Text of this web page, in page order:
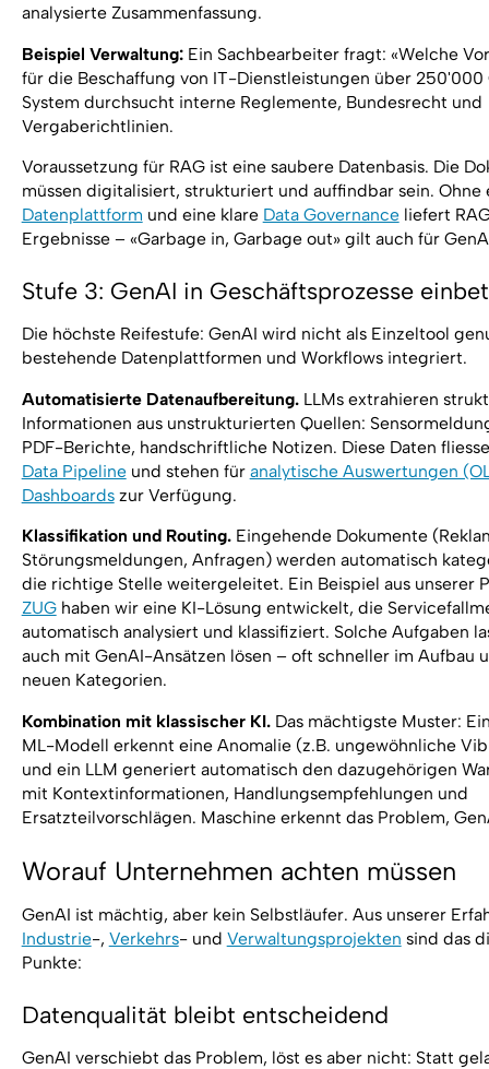
analysierte Zusammenfassung.
Beispiel Verwaltung:Ein Sachbearbeiter fragt: «Welche
für die Beschaffung von IT-Dienstleistungen über 250'000
System durchsucht interne Reglemente, Bundesrecht und
Vergaberichtlinien.
Voraussetzung für RAG ist eine saubere Datenbasis. Die
müssen digitalisiert, strukturiert und auffindbar sein. Ohne
Datenplattform und eine klare Data Governanceliefert
Ergebnisse – «Garbage in, Garbage out» gilt auch für
Stufe 3: GenAI in Geschäftsprozesse
Die höchste Reifestufe: GenAI wird nicht als Einzeltool
bestehende Datenplattformen und Workflows integriert.
Automatisierte Datenaufbereitung.LLMs extrahieren
Informationen aus unstrukturierten Quellen:
PDF-Berichte, handschriftliche Notizen. Diese Daten
Data Pipelineund stehen für analytische Auswertungen
Dashboardszur Verfügung.
Klassifikation und Routing.Eingehende Dokumente
Störungsmeldungen, Anfragen) werden automatisch
die richtige Stelle weitergeleitet. Ein Beispiel aus unserer
ZUGhaben wir eine KI-Lösung entwickelt, die
automatisch analysiert und klassifiziert. Solche Aufgaben
auch mit GenAI-Ansätzen lösen – oft schneller im Aufbau
neuen Kategorien.
Kombination mit klassischer KI.Das mächtigste Muster:
ML-Modell erkennt eine Anomalie (z.B. ungewöhnliche
und ein LLM generiert automatisch den dazugehörigen
mit Kontextinformationen, Handlungsempfehlungen und
Ersatzteilvorschlägen. Maschine erkennt das Problem,
Worauf Unternehmen achten müssen
GenAI ist mächtig, aber kein Selbstläufer. Aus unserer
Industrie-, Verkehrs- und Verwaltungsprojekten sind das
Punkte:
Datenqualität bleibt entscheidend
GenAI verschiebt das Problem, löst es aber nicht: Statt